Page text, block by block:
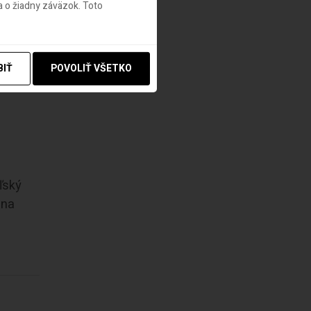
si
žiadny záväzok. Toto
POVOLIŤ VŠETKO